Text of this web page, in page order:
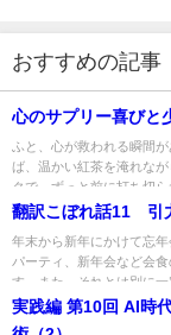
おすすめの記事
心のサプリー喜びと
ふと、心が救われる瞬間が
ば、温かい紅茶を淹れな
クで、ずっと前に打ち切
たお気に入りドラマの新シ
翻訳こぼれ話11 引
年末から新年にかけて忘
パーティ、新年会など会食
す。また、それとは別に一
わけ定年退職後は昔の学友
実践編 第10回 AI時代の小説執筆